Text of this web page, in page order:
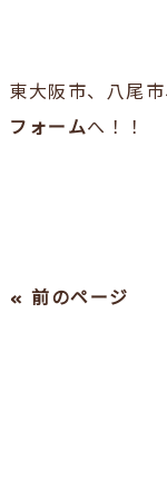
東大阪市、八尾
フォームへ！！
« 前のページ